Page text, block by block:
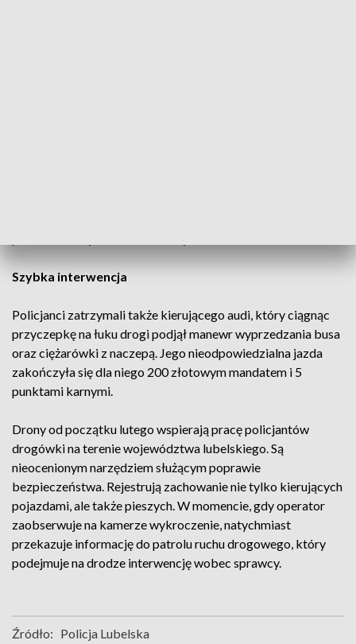
Szybka interwencja
Policjanci zatrzymali także kierującego audi, który ciągnąc
przyczepkę na łuku drogi podjął manewr wyprzedzania busa
oraz ciężarówki z naczepą. Jego nieodpowiedzialna jazda
zakończyła się dla niego 200 złotowym mandatem i 5
punktami karnymi.
Drony od początku lutego wspierają pracę policjantów
drogówki na terenie województwa lubelskiego. Są
nieocenionym narzędziem służącym poprawie
bezpieczeństwa. Rejestrują zachowanie nie tylko kierujących
pojazdami, ale także pieszych. W momencie, gdy operator
zaobserwuje na kamerze wykroczenie, natychmiast
przekazuje informację do patrolu ruchu drogowego, który
podejmuje na drodze interwencję wobec sprawcy.
Źródło: Policja Lubelska